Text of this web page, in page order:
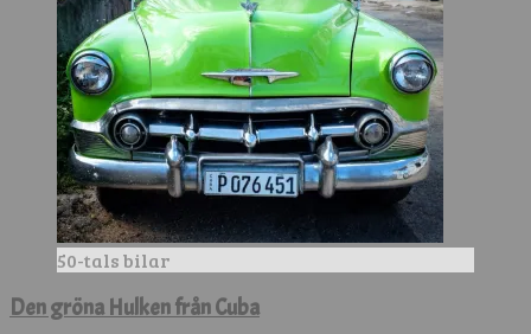
50-tals bilar
Den gröna Hulken från Cuba